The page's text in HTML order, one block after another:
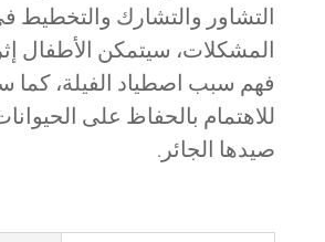
التشاور والتشارك والتخطيط
المشكلات، سيتمكن الأطفال
فهم سبب اصطياد الفيلة، كما
للاهتمام بالحفاظ على
صيدها الجائر.